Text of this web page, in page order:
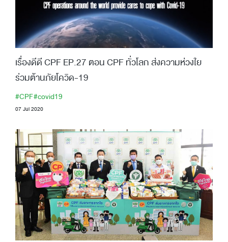
เรื่องดีดี CPF EP.27 ตอน CPF ทั่วโลก ส่งความห่วงใย
ร่วมต้านภัยโควิด-19
#CPF#covid19
07 Jul 2020